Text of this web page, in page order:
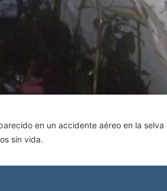
en un accidente aéreo en la
sin vida.